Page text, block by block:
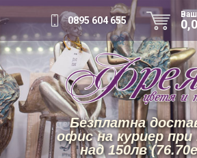
0895 604 655
Безплатна
офис на куриер при
над 150лв